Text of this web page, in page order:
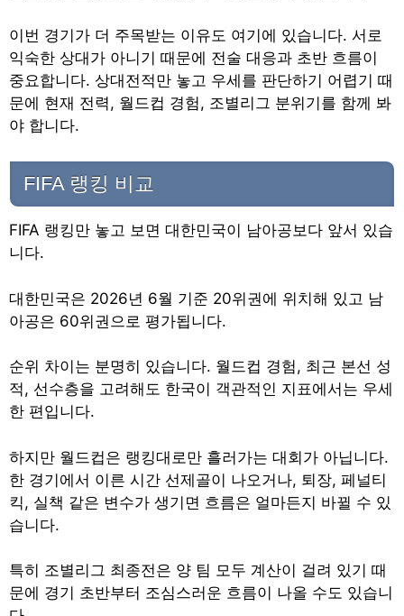
이번 경기가 더 주목받는 이유도 여기에 있습니다. 서로
익숙한 상대가 아니기 때문에 전술 대응과 초반 흐름이
중요합니다. 상대전적만 놓고 우세를 판단하기 어렵기 때
문에 현재 전력, 월드컵 경험, 조별리그 분위기를 함께 봐
야 합니다.
FIFA 랭킹 비교
FIFA 랭킹만 놓고 보면 대한민국이 남아공보다 앞서 있습
니다.
대한민국은 2026년 6월 기준 20위권에 위치해 있고 남
아공은 60위권으로 평가됩니다.
순위 차이는 분명히 있습니다. 월드컵 경험, 최근 본선 성
적, 선수층을 고려해도 한국이 객관적인 지표에서는 우세
한 편입니다.
하지만 월드컵은 랭킹대로만 흘러가는 대회가 아닙니다.
한 경기에서 이른 시간 선제골이 나오거나, 퇴장, 페널티
킥, 실책 같은 변수가 생기면 흐름은 얼마든지 바뀔 수 있
습니다.
특히 조별리그 최종전은 양 팀 모두 계산이 걸려 있기 때
문에 경기 초반부터 조심스러운 흐름이 나올 수도 있습니